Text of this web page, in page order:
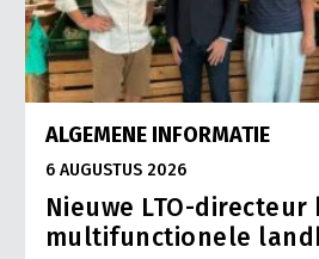
ALGEMENE INFORMATIE
6 AUGUSTUS 2026
Nieuwe LTO-
multifunctionele